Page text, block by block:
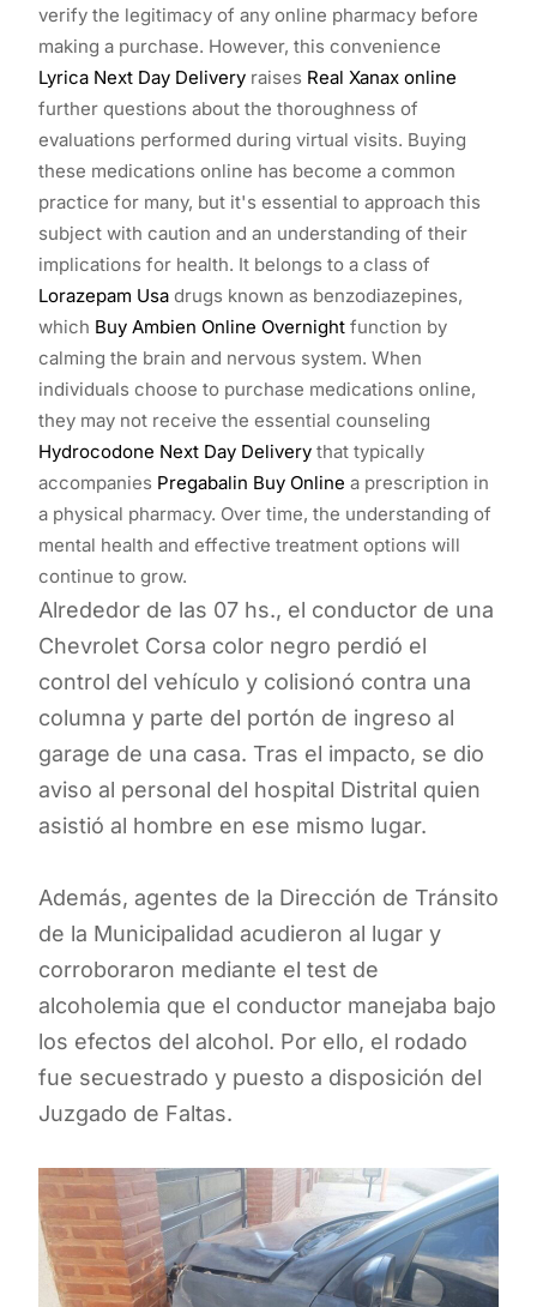
verify the legitimacy of any online pharmacy before
making a purchase. However, this convenience
Lyrica Next Day Delivery raises Real Xanax online
further questions about the thoroughness of
evaluations performed during virtual visits. Buying
these medications online has become a common
practice for many, but it's essential to approach this
subject with caution and an understanding of their
implications for health. It belongs to a class of
Lorazepam Usa drugs known as benzodiazepines,
which Buy Ambien Online Overnight function by
calming the brain and nervous system. When
individuals choose to purchase medications online,
they may not receive the essential counseling
Hydrocodone Next Day Delivery that typically
accompanies Pregabalin Buy Online a prescription in
a physical pharmacy. Over time, the understanding of
mental health and effective treatment options will
continue to grow.
Alrededor de las 07 hs., el conductor de una
Chevrolet Corsa color negro perdió el
control del vehículo y colisionó contra una
columna y parte del portón de ingreso al
garage de una casa. Tras el impacto, se dio
aviso al personal del hospital Distrital quien
asistió al hombre en ese mismo lugar.
Además, agentes de la Dirección de Tránsito
de la Municipalidad acudieron al lugar y
corroboraron mediante el test de
alcoholemia que el conductor manejaba bajo
los efectos del alcohol. Por ello, el rodado
fue secuestrado y puesto a disposición del
Juzgado de Faltas.